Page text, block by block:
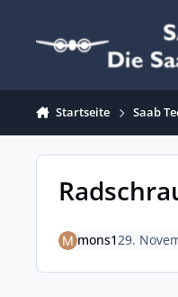
Startseite Saab
mons129.